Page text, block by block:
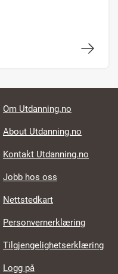
Footer links
Om Utdanning.no
About Utdanning.no
Kontakt Utdanning.no
Jobb hos oss
Nettstedkart
Personvernerklæring
Tilgjengelighetserklæring
Logg på